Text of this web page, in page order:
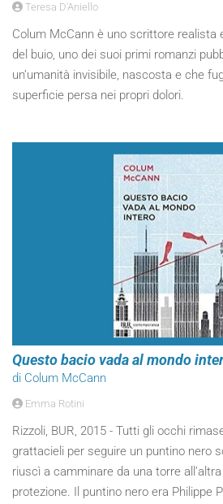
Teresa D'Aniello
Colum McCann è uno scrittore realista
del buio, uno dei suoi primi romanzi
un’umanità invisibile, nascosta e che
superficie persa nei propri dolori.
Questo bacio vada al mondo
di Colum McCann
Emma Rotini
Rizzoli, BUR, 2015 - Tutti gli occhi
grattacieli per seguire un puntino nero
riuscì a camminare da una torre
protezione. Il puntino nero era Philippe